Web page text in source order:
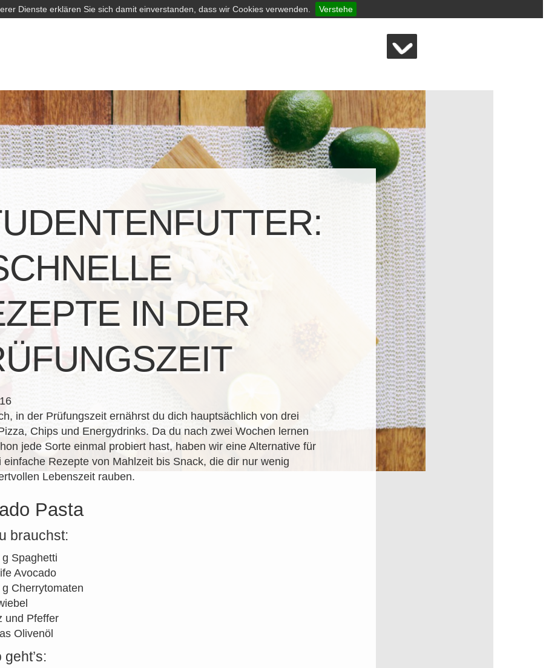
Dienste erklären Sie sich damit einverstanden, dass wir Cookies verwenden. Verstehe
IN DER
in der Prüfungszeit ernährst du dich hauptsächlich von drei
Chips und Energydrinks. Da du nach zwei Wochen lernen
jede Sorte einmal probiert hast, haben wir eine Alternative für
einfache Rezepte von Mahlzeit bis Snack, die dir nur wenig
Lebenszeit rauben.
Pasta
brauchst:
g Spaghetti
Avocado
g Cherrytomaten
und Pfeffer
Olivenöl